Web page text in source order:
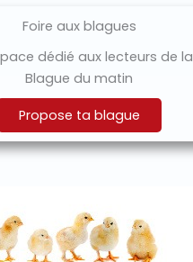
Foire aux blagues
dédié aux lecteurs de la
Blague du matin
Propose ta blague